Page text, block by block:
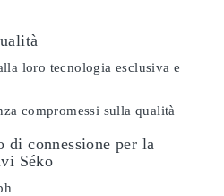
loro tecnologia esclusiva e
compromessi sulla qualità
di connessione per la
Séko